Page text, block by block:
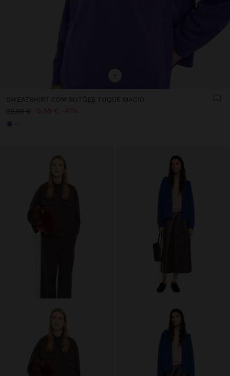
+
SWEATSHIRT COM BOTÕES TOQUE MACIO
29,99 €
15,99 € 47%